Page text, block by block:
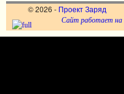
© 2026 - Проект Заряд
Сайт работает на